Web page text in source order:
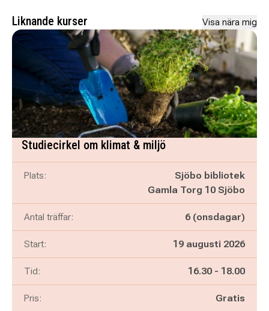
Liknande kurser Visa nära mig
Studiecirkel om klimat & miljö
Plats:
Sjöbo bibliotek
Gamla Torg 10 Sjöbo
Antal träffar: 6 (onsdagar)
Start: 19 augusti 2026
Tid: Pågår mellan
16.30 - och
18.00
Pris: Gratis